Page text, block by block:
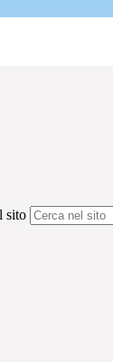
sito